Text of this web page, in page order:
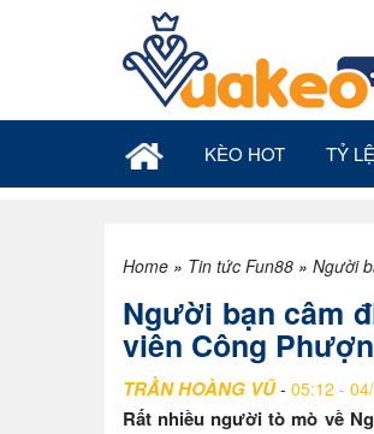
KÈO HOT TỶ
Home » Tin tức Fun88 » Người
Người bạn câm
viên Công
TRẦN HOÀNG VŨ- 05:12 -
Rất nhiều người tò mò về